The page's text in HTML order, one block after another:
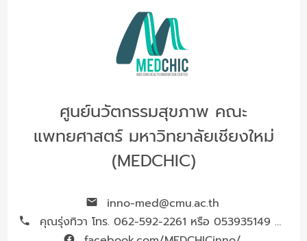
ศูนย์นวัตกรรมสุขภาพ คณะ
แพทยศาสตร์ มหาวิทยาลัยเชียงใหม่
(MEDCHIC)
inno-med@cmu.ac.th
คุณรุ่งทิวา โทร. 062-592-2261 หรือ 053935149 ต่อ 13